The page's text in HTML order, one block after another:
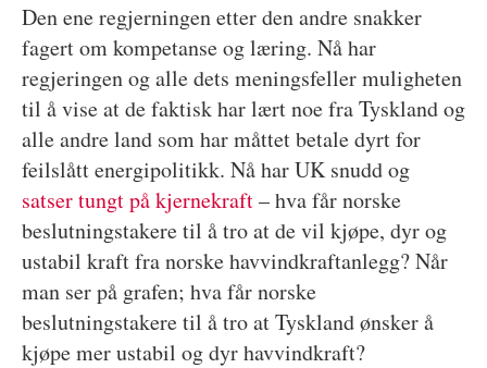
Den ene regjerningen etter den andre snakker
fagert om kompetanse og læring. Nå har
regjeringen og alle dets meningsfeller muligheten
til å vise at de faktisk har lært noe fra Tyskland og
alle andre land som har måttet betale dyrt for
feilslått energipolitikk. Nå har UK snudd og
satser tungt på kjernekraft– hva får norske
beslutningstakere til å tro at de vil kjøpe, dyr og
ustabil kraft fra norske havvindkraftanlegg? Når
man ser på grafen; hva får norske
beslutningstakere til å tro at Tyskland ønsker å
kjøpe mer ustabil og dyr havvindkraft?